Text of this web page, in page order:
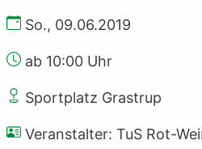
So., 09.06.2019
ab 10:00 Uhr
Sportplatz Grastrup
Veranstalter: TuS Rot-